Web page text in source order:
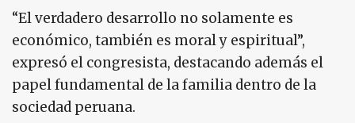
“El verdadero desarrollo no solamente es
económico, también es moral y espiritual”,
expresó el congresista, destacando además el
papel fundamental de la familia dentro de la
sociedad peruana.